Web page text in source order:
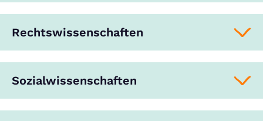
Rechtswissenschaften
Sozialwissenschaften